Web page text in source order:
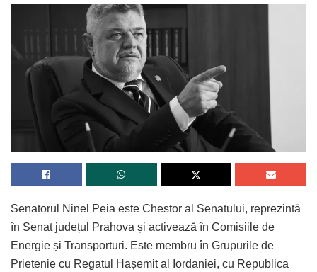
Senatorul Ninel Peia este Chestor al Senatului, reprezintă
în Senat județul Prahova și activează în Comisiile de
Energie și Transporturi. Este membru în Grupurile de
Prietenie cu Regatul Hașemit al Iordaniei, cu Republica